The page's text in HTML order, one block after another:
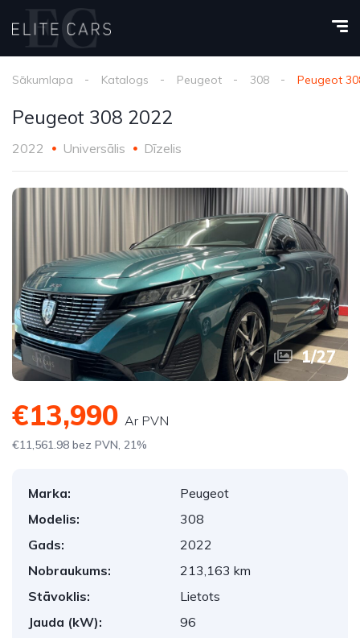
Sākumlapa Katalogs Peugeot 308 Peugeot
Peugeot 308 2022
2022 Universālis Dīzelis
1/27
€13,990 Ar PVN
€11,561.98 bez PVN, 21%
Marka:
Peugeot
Modelis:
308
Gads:
2022
Nobraukums:
213,163 km
Stāvoklis:
Lietots
Jauda (kW):
96